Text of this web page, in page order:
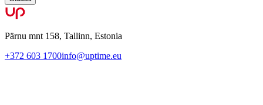
Pärnu mnt 158, Tallinn, Estonia
+372 603 1700info@uptime.eu